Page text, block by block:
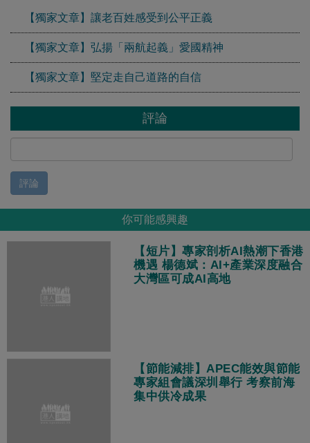
【獨家文章】讓老百姓感受到公平正義
【獨家文章】弘揚「兩航起義」愛國精神
【獨家文章】堅定走自己道路的自信
評論
評論
你可能感興趣
【短片】專家剖析AI熱潮下香港
機遇 楊德斌：AI+產業深度融合
大灣區可成AI高地
【節能減排】APEC能效與節能
專家組會議深圳舉行 考察前海
集中供冷成果